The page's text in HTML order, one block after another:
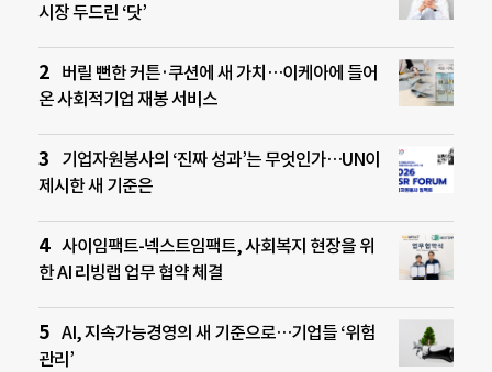
시장 두드린 ‘닷’
버릴 뻔한 커튼·쿠션에 새 가치…이케아에 들어
온 사회적기업 재봉 서비스
기업자원봉사의 ‘진짜 성과’는 무엇인가…UN이
제시한 새 기준은
사이임팩트-넥스트임팩트, 사회복지 현장을 위
한 AI 리빙랩 업무 협약 체결
AI, 지속가능경영의 새 기준으로…기업들 ‘위험
관리’